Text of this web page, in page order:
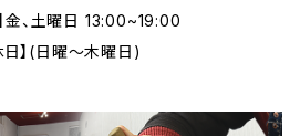
金、土曜日 13:00~19:00
日】(日曜～木曜日)